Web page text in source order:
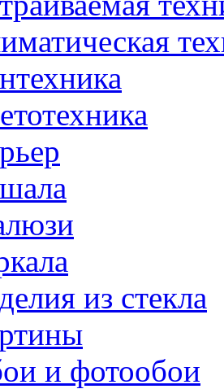
из стекла
и фотообои